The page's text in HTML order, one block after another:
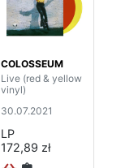
COLOSSEUM
Live (red & yellow
vinyl)
30.07.2021
LP
172,89 zł